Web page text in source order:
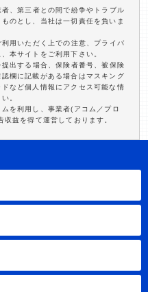
、第三者との間で紛争やトラブル
のとし、当社は一切責任を負いま
用いただく上での注意、プライバ
本サイトをご利用下さい。
出する場合、保険者番号、被保険
欄に記載がある場合はマスキング
など個人情報にアクセス可能な情
。
を利用し、事業者(アコム／プロ
益を得て運営しております。